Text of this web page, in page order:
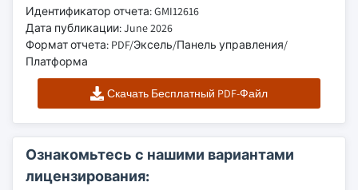
Идентификатор отчета: GMI12616
Дата публикации: June 2026
Формат отчета: PDF/Эксель/Панель управления/
Платформа
Скачать Бесплатный PDF-Файл
Ознакомьтесь с нашими вариантами
лицензирования: